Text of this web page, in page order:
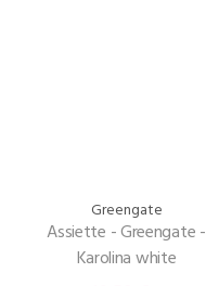
Greengate
Assiette - Greengate -
Karolina white